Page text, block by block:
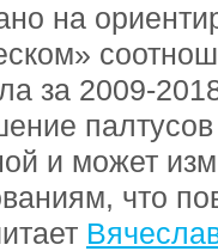
на
за 2009-
и может
что